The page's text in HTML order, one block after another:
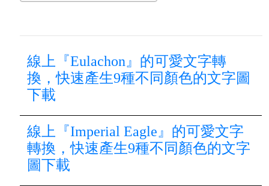
線上『Eulachon』的可愛文字轉
換，快速產生9種不同顏色的文字圖
下載
線上『Imperial Eagle』的可愛文字
轉換，快速產生9種不同顏色的文字
圖下載